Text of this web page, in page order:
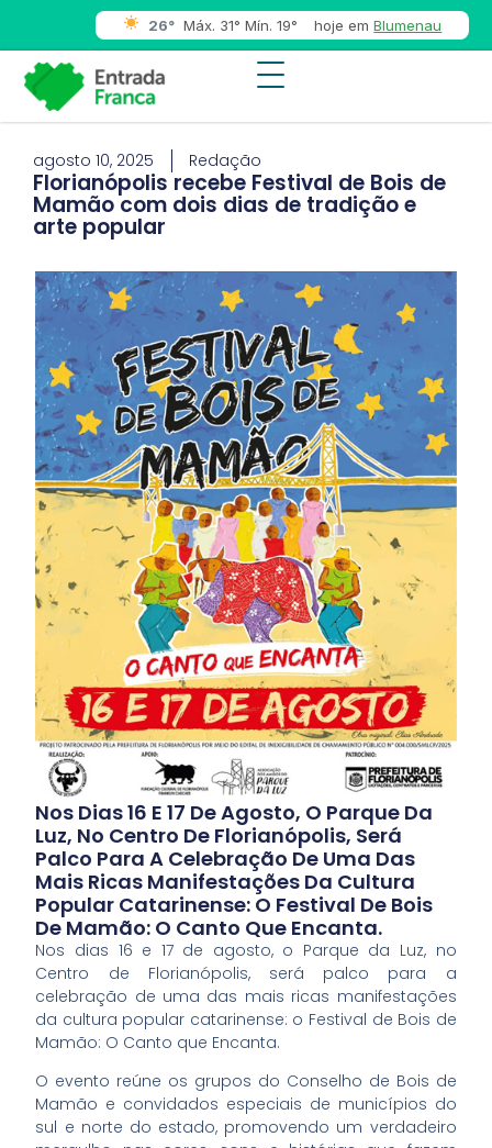
26° Máx. 31° Mín. 19° hoje em Blumenau
agosto 10, 2025 Redação
Florianópolis recebe Festival de Bois de
Mamão com dois dias de tradição e
arte popular
Nos Dias 16 E 17 De Agosto, O Parque Da
Luz, No Centro De Florianópolis, Será
Palco Para A Celebração De Uma Das
Mais Ricas Manifestações Da Cultura
Popular Catarinense: O Festival De Bois
De Mamão: O Canto Que Encanta.
Nos dias 16 e 17 de agosto, o Parque da Luz, no
Centro de Florianópolis, será palco para a
celebração de uma das mais ricas manifestações
da cultura popular catarinense: o Festival de Bois de
Mamão: O Canto que Encanta.
O evento reúne os grupos do Conselho de Bois de
Mamão e convidados especiais de municípios do
sul e norte do estado, promovendo um verdadeiro